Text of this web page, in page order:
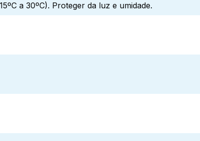
a 30ºC). Proteger da luz e umidade.